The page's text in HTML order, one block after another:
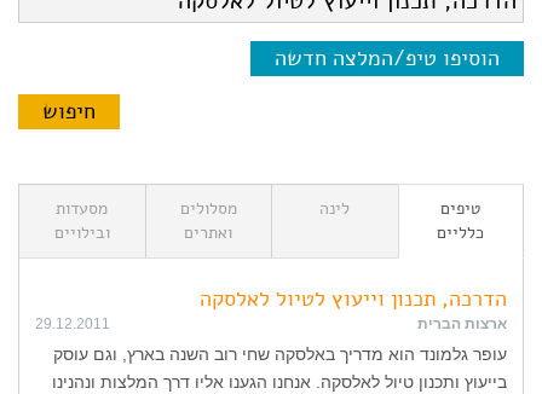
הוסיפו טיפ/המלצה חדשה
טיפים
כלליים
לינה
מסלולים
ואתרים
מסעדות
ובילויים
הדרכה, תכנון וייעוץ לטיול לאלסקה
ארצות הברית 29.12.2011
עופר גלמונד הוא מדריך באלסקה שחי רוב השנה בארץ, וגם עוסק
בייעוץ ותכנון טיול לאלסקה. אנחנו הגענו אליו דרך המלצות ונהנינו